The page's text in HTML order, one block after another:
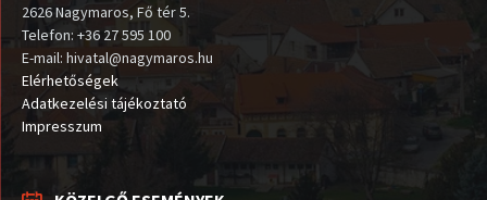
2626 Nagymaros, Fő tér 5.
Telefon: +36 27 595 100
E-mail: hivatal@nagymaros.hu
Elérhetőségek
Adatkezelési tájékoztató
Impresszum